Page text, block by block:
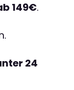
149€.
24